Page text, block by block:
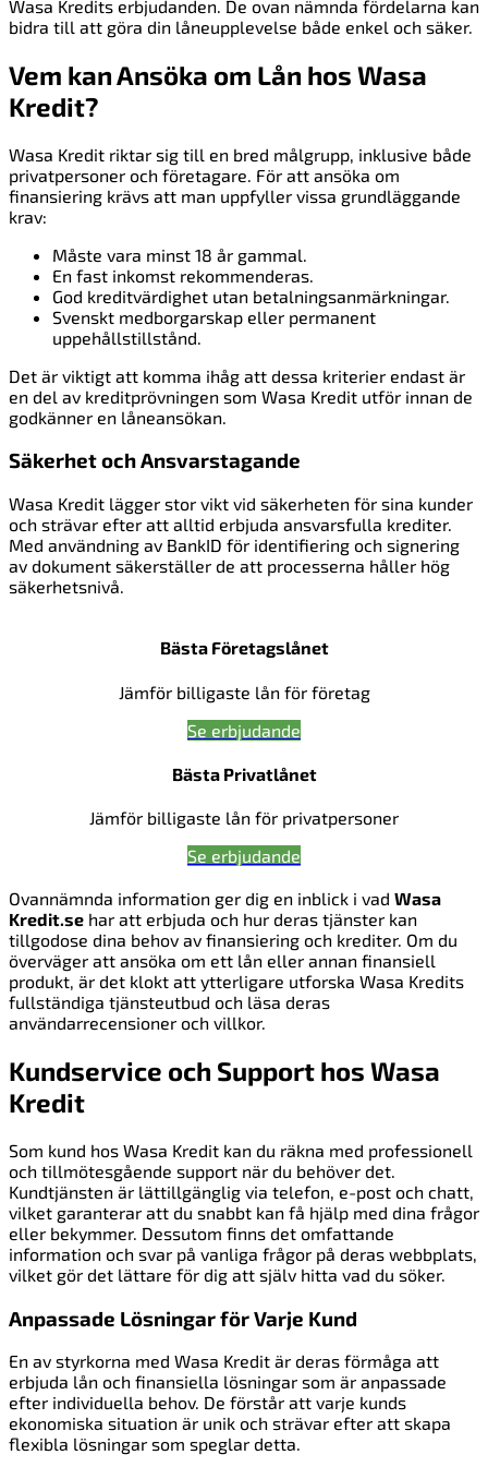
Wasa Kredits erbjudanden. De ovan nämnda fördelarna kan
bidra till att göra din låneupplevelse både enkel och säker.
Vem kan Ansöka om Lån hos Wasa
Kredit?
Wasa Kredit riktar sig till en bred målgrupp, inklusive både
privatpersoner och företagare. För att ansöka om
finansiering krävs att man uppfyller vissa grundläggande
krav:
Måste vara minst 18 år gammal.
En fast inkomst rekommenderas.
God kreditvärdighet utan betalningsanmärkningar.
Svenskt medborgarskap eller permanent
uppehållstillstånd.
Det är viktigt att komma ihåg att dessa kriterier endast är
en del av kreditprövningen som Wasa Kredit utför innan de
godkänner en låneansökan.
Säkerhet och Ansvarstagande
Wasa Kredit lägger stor vikt vid säkerheten för sina kunder
och strävar efter att alltid erbjuda ansvarsfulla krediter.
Med användning av BankID för identifiering och signering
av dokument säkerställer de att processerna håller hög
säkerhetsnivå.
Bästa Företagslånet
Jämför billigaste lån för företag
Se erbjudande
Bästa Privatlånet
Jämför billigaste lån för privatpersoner
Se erbjudande
Ovannämnda information ger dig en inblick i vad Wasa
Kredit.se har att erbjuda och hur deras tjänster kan
tillgodose dina behov av finansiering och krediter. Om du
överväger att ansöka om ett lån eller annan finansiell
produkt, är det klokt att ytterligare utforska Wasa Kredits
fullständiga tjänsteutbud och läsa deras
användarrecensioner och villkor.
Kundservice och Support hos Wasa
Kredit
Som kund hos Wasa Kredit kan du räkna med professionell
och tillmötesgående support när du behöver det.
Kundtjänsten är lättillgänglig via telefon, e-post och chatt,
vilket garanterar att du snabbt kan få hjälp med dina frågor
eller bekymmer. Dessutom finns det omfattande
information och svar på vanliga frågor på deras webbplats,
vilket gör det lättare för dig att själv hitta vad du söker.
Anpassade Lösningar för Varje Kund
En av styrkorna med Wasa Kredit är deras förmåga att
erbjuda lån och finansiella lösningar som är anpassade
efter individuella behov. De förstår att varje kunds
ekonomiska situation är unik och strävar efter att skapa
flexibla lösningar som speglar detta.